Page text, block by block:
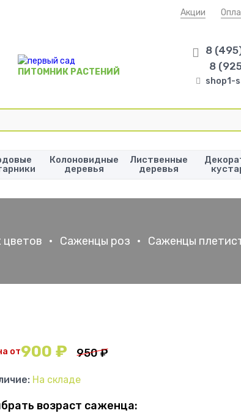
Акции
ПИТОМНИК РАСТЕНИЙ
8
8
shop1-
Колоновидные
деревья
Лиственные
деревья
цветов • Саженцы роз • Саженцы
от 950₽
900 ₽
На складе
возраст саженца: